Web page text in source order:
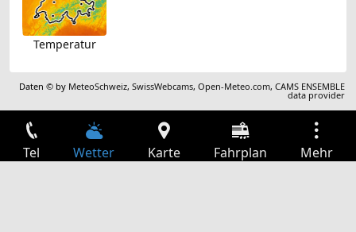
Temperatur
Daten © by MeteoSchweiz,SwissWebcams,Open-Meteo.com,CAMS ENSEMBLE
data provider
Tel Wetter Karte Fahrplan Mehr